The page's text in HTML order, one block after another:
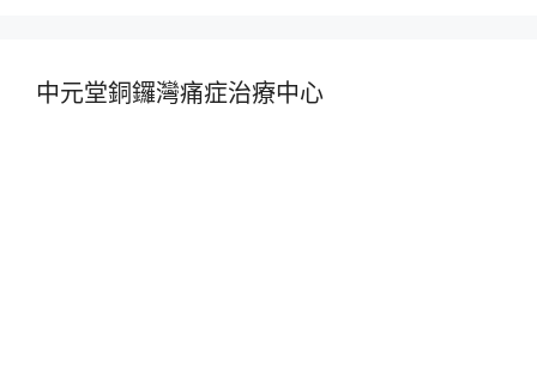
中元堂銅鑼灣痛症治療中心